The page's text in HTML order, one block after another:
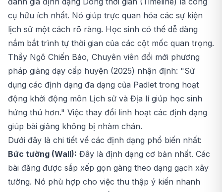
cụ hữu ích nhất. Nó giúp trực quan hóa các sự kiện
lịch sử một cách rõ ràng. Học sinh có thể dễ dàng
nắm bắt trình tự thời gian của các cột mốc quan trọng.
Thầy Ngô Chiến Bảo, Chuyên viên đổi mới phương
pháp giảng dạy cấp huyện (2025) nhận định: "Sử
dụng các định dạng đa dạng của Padlet trong hoạt
động khởi động môn Lịch sử và Địa lí giúp học sinh
hứng thú hơn." Việc thay đổi linh hoạt các định dạng
giúp bài giảng không bị nhàm chán.
Dưới đây là chi tiết về các định dạng phổ biến nhất:
Bức tường (Wall): Đây là định dạng cơ bản nhất. Các
bài đăng được sắp xếp gọn gàng theo dạng gạch xây
tường. Nó phù hợp cho việc thu thập ý kiến nhanh